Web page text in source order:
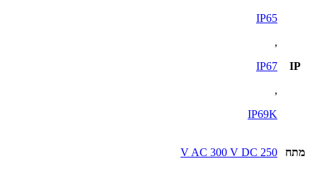
IP
IP65
,
IP67
,
IP69K
מתח 250 V AC 300 V DC